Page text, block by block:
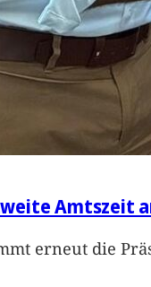
Amtszeit
erneut die